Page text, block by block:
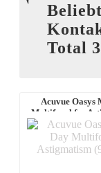
Total
Acuvue Oasys
Multifocal for